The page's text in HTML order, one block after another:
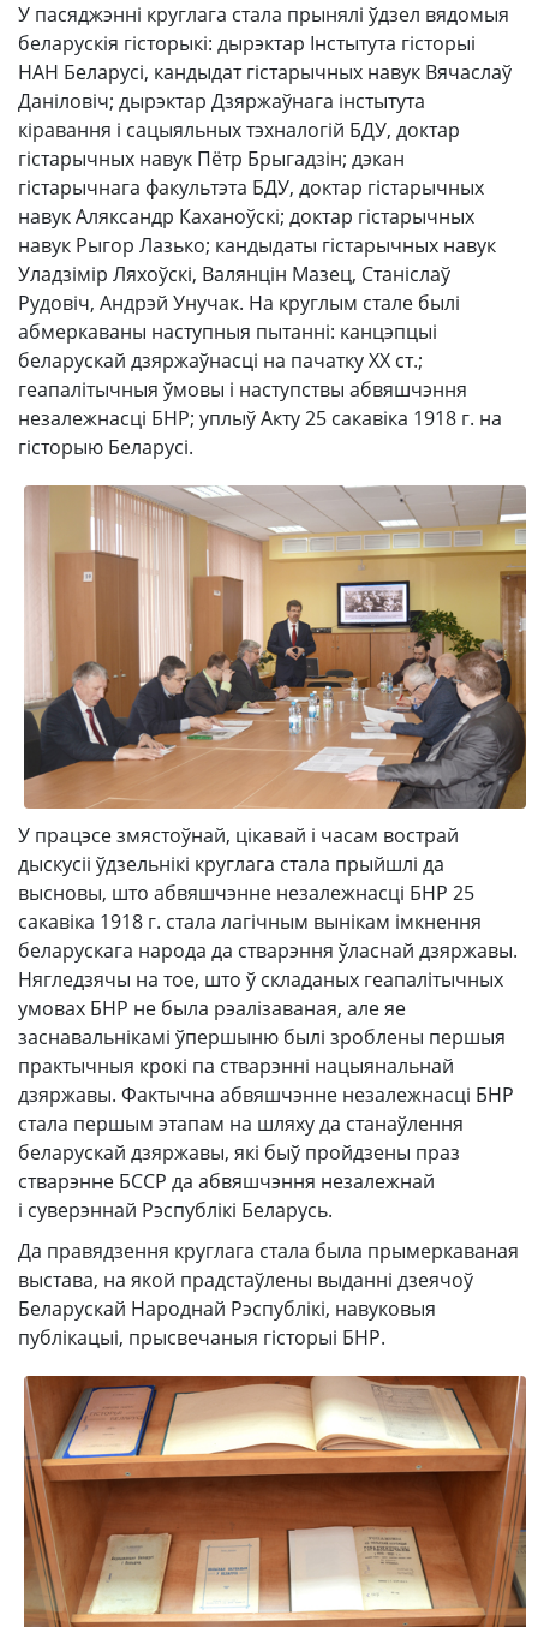
У пасяджэнні круглага стала прынялі ўдзел вядомыя
беларускія гісторыкі: дырэктар Інстытута гісторыі
НАН Беларусі, кандыдат гістарычных навук Вячаслаў
Даніловіч; дырэктар Дзяржаўнага інстытута
кіравання і сацыяльных тэхналогій БДУ, доктар
гістарычных навук Пётр Брыгадзін; дэкан
гістарычнага факультэта БДУ, доктар гістарычных
навук Аляксандр Каханоўскі; доктар гістарычных
навук Рыгор Лазько; кандыдаты гістарычных навук
Уладзімір Ляхоўскі, Валянцін Мазец, Станіслаў
Рудовіч, Андрэй Унучак. На круглым стале былі
абмеркаваны наступныя пытанні: канцэпцыі
беларускай дзяржаўнасці на пачатку ХХ ст.;
геапалітычныя ўмовы і наступствы абвяшчэння
незалежнасці БНР; уплыў Акту 25 сакавіка 1918 г. на
гісторыю Беларусі.
У працэсе змястоўнай, цікавай і часам вострай
дыскусіі ўдзельнікі круглага стала прыйшлі да
высновы, што абвяшчэнне незалежнасці БНР 25
сакавіка 1918 г. стала лагічным вынікам імкнення
беларускага народа да стварэння ўласнай дзяржавы.
Нягледзячы на тое, што ў складаных геапалітычных
умовах БНР не была рэалізаваная, але яе
заснавальнікамі ўпершыню былі зроблены першыя
практычныя крокі па стварэнні нацыянальнай
дзяржавы. Фактычна абвяшчэнне незалежнасці БНР
стала першым этапам на шляху да станаўлення
беларускай дзяржавы, які быў пройдзены праз
стварэнне БССР да абвяшчэння незалежнай
і суверэннай Рэспублікі Беларусь.
Да правядзення круглага стала была прымеркаваная
выстава, на якой прадстаўлены выданні дзеячоў
Беларускай Народнай Рэспублікі, навуковыя
публікацыі, прысвечаныя гісторыі БНР.